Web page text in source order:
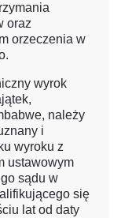
oraz
orzeczenia w
wyrok
należy
i
wyroku z
ustawowym
sądu w
się
lat od daty